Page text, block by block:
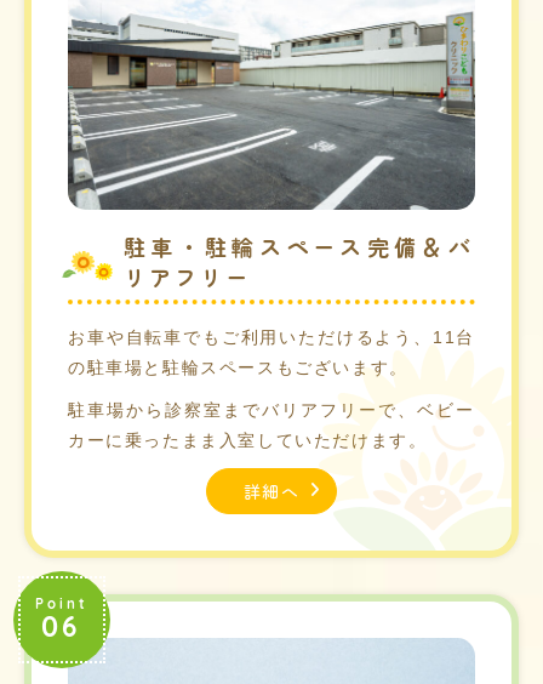
駐車・駐輪スペース完備＆バ
リアフリー
お車や自転車でもご利用いただけるよう、11台
の駐車場と駐輪スペースもございます。
駐車場から診察室までバリアフリーで、ベビー
カーに乗ったまま入室していただけます。
詳細へ
Point
06